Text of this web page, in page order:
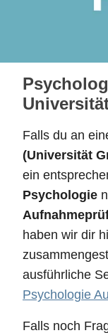
Fr, 07.
Englisch
Falls du an
(Universität
ein
Psychologie
haben wir dir
ausführliche
Psychologie
Falls noch